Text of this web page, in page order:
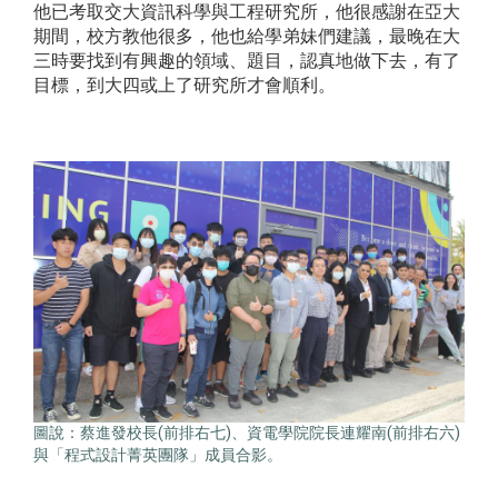
他已考取交大資訊科學與工程研究所，他很感謝在亞大
期間，校方教他很多，他也給學弟妹們建議，最晚在大
三時要找到有興趣的領域、題目，認真地做下去，有了
目標，到大四或上了研究所才會順利。
圖說：蔡進發校長(前排右七)、資電學院院長連耀南(前排右六)
與「程式設計菁英團隊」成員合影。